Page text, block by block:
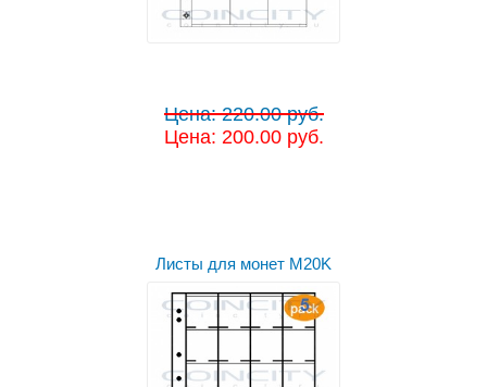
Цена: 220.00 руб.
Цена: 200.00 руб.
Листы для монет M20K